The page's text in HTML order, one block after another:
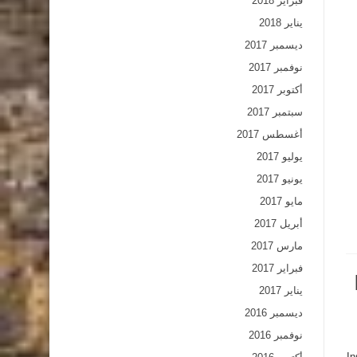
يناير 2018
ديسمبر 2017
نوفمبر 2017
أكتوبر 2017
سبتمبر 2017
أغسطس 2017
يوليو 2017
يونيو 2017
مايو 2017
أبريل 2017
مارس 2017
فبراير 2017
يناير 2017
ديسمبر 2016
نوفمبر 2016